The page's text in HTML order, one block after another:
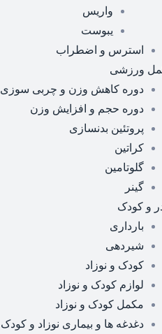
واریس
یبوست
استرس و اضطراب
ورزشی
دوره کاهش وزن و چربی سوزی
دوره حجم و افزایش وزن
پروتئین بدنسازی
کراتین
گلوتامین
گینر
و کودک
بارداری
شیردهی
کودک و نوزاد
لوازم کودک و نوزاد
مکمل کودک و نوزاد
دغدغه ها و بیماری نوزاد و کودک